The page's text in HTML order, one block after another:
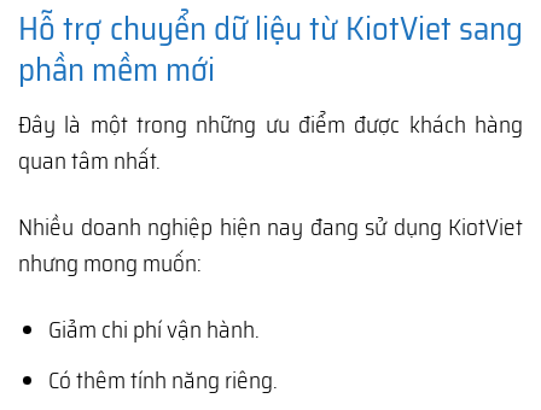
Hỗ trợ chuyển dữ liệu từ KiotViet sang
phần mềm mới
Đây là một trong những ưu điểm được khách hàng
quan tâm nhất.
Nhiều doanh nghiệp hiện nay đang sử dụng KiotViet
nhưng mong muốn:
Giảm chi phí vận hành.
Có thêm tính năng riêng.